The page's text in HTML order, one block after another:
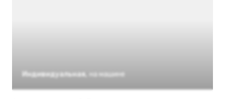
Индивидуальная на машине